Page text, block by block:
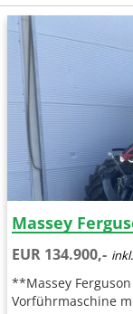
Massey
EUR 134.900,-
**Massey Ferguson
Vorführmaschine